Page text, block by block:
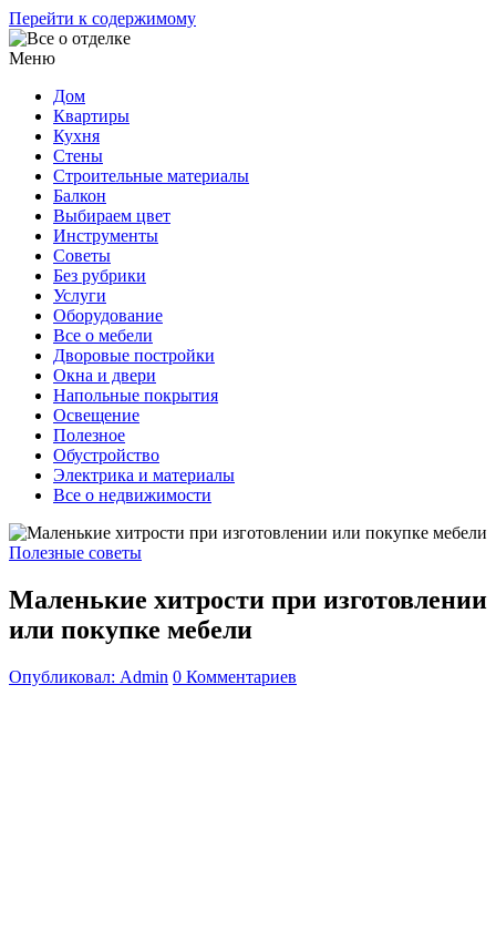
Перейти к содержимому
Меню
Дом
Квартиры
Кухня
Стены
Строительные материалы
Балкон
Выбираем цвет
Инструменты
Советы
Без рубрики
Услуги
Оборудование
Все о мебели
Дворовые постройки
Окна и двери
Напольные покрытия
Освещение
Полезное
Обустройство
Электрика и материалы
Все о недвижимости
Полезные советы
Маленькие хитрости при изготовлении
или покупке мебели
Опубликовал: Admin 0 Комментариев